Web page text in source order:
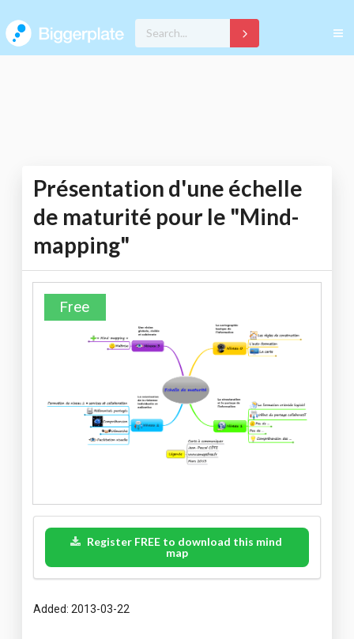
Présentation d'une échelle
de maturité pour le "Mind-
mapping"
Free
Register FREE to download this mind
map
Added: 2013-03-22